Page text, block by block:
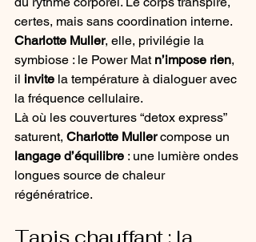
certes, mais sans coordination interne.
Charlotte Muller, elle, privilégie la
symbiose : le Power Mat n’impose rien,
il invite la température à dialoguer avec
la fréquence cellulaire.
Là où les couvertures “detox express”
saturent, Charlotte Muller compose un
langage d’équilibre : une lumière ondes
longues source de chaleur
régénératrice.
Tapis chauffant : la